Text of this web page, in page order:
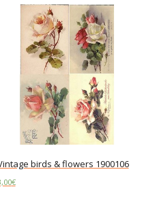
birds & flowers 1900106
€